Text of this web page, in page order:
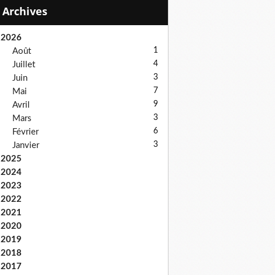
Archives
2026
Août
1
Juillet 4
Juin 3
Mai 7
Avril 9
Mars 3
Février 6
Janvier 3
2025
2024
2023
2022
2021
2020
2019
2018
2017